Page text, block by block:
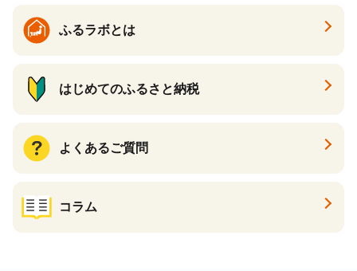
ふるラボとは
はじめてのふるさと納税
よくあるご質問
コラム